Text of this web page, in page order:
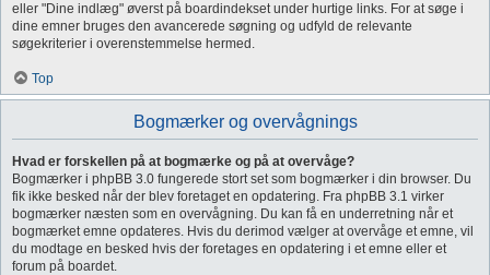
eller "Dine indlæg" øverst på boardindekset under hurtige links. For at søge i
dine emner bruges den avancerede søgning og udfyld de relevante
søgekriterier i overenstemmelse hermed.
Top
Bogmærker og overvågnings
Hvad er forskellen på at bogmærke og på at overvåge?
Bogmærker i phpBB 3.0 fungerede stort set som bogmærker i din browser. Du
fik ikke besked når der blev foretaget en opdatering. Fra phpBB 3.1 virker
bogmærker næsten som en overvågning. Du kan få en underretning når et
bogmærket emne opdateres. Hvis du derimod vælger at overvåge et emne, vil
du modtage en besked hvis der foretages en opdatering i et emne eller et
forum på boardet.